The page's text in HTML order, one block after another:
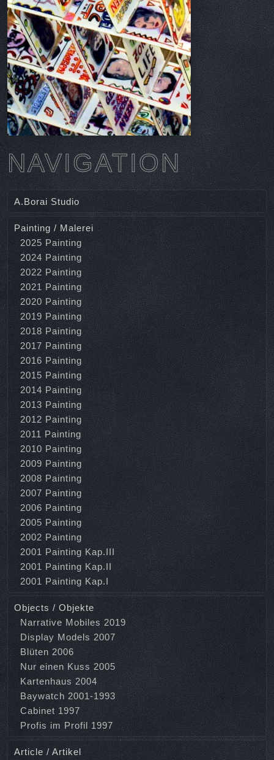
NAVIGATION
A.Borai Studio
Painting / Malerei
2025 Painting
2024 Painting
2022 Painting
2021 Painting
2020 Painting
2019 Painting
2018 Painting
2017 Painting
2016 Painting
2015 Painting
2014 Painting
2013 Painting
2012 Painting
2011 Painting
2010 Painting
2009 Painting
2008 Painting
2007 Painting
2006 Painting
2005 Painting
2002 Painting
2001 Painting Kap.III
2001 Painting Kap.II
2001 Painting Kap.I
Objects / Objekte
Narrative Mobiles 2019
Display Models 2007
Blüten 2006
Nur einen Kuss 2005
Kartenhaus 2004
Baywatch 2001-1993
Cabinet 1997
Profis im Profil 1997
Article / Artikel